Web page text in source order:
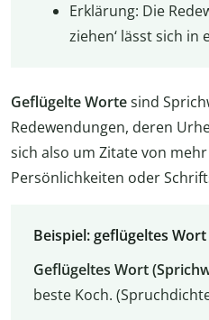
Erklärung: Die
ziehen‘ lässt sich in
Geflügelte Wortesind
Redewendungen, deren
sich also um Zitate von
Persönlichkeiten oder
Beispiel: geflügeltes Wort
Geflügeltes Wort
beste Koch.